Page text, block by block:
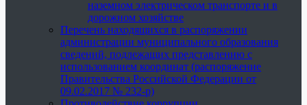
наземном электрическом транспорте и в
дорожном хозяйстве
Перечень находящихся в распоряжении
администрации муниципального образования
сведений, подлежащих представлению с
использованием координат (распоряжение
Правительства Российской Федерации от
09.02.2017 № 232-р)